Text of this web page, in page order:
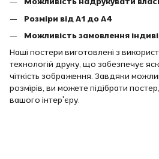
Розміри від A1 до A4
Можливість замовлення
Наші постери виготовлені з
технологій друку, що забезпечує
чіткість зображення. Завдяки
розмірів, ви можете підібрати
вашого інтер'єру.